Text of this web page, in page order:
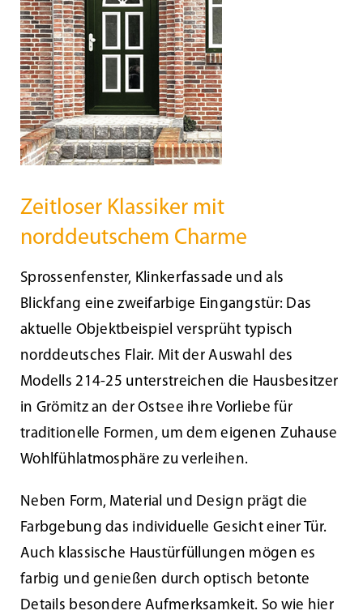
Beschattung
Fensterbänke
Shop
Unternehmen
Karriere
Nachhaltigkeit
Kundenservice
Infobereich
Zeitloser Klassiker mit
norddeutschem Charme
Sprossenfenster, Klinkerfassade und als
Blickfang eine zweifarbige Eingangstür: Das
aktuelle Objektbeispiel versprüht typisch
norddeutsches Flair. Mit der Auswahl des
Modells 214-25 unterstreichen die Hausbesitzer
in Grömitz an der Ostsee ihre Vorliebe für
traditionelle Formen, um dem eigenen Zuhause
Wohlfühlatmosphäre zu verleihen.
Neben Form, Material und Design prägt die
Farbgebung das individuelle Gesicht einer Tür.
Auch klassische Haustürfüllungen mögen es
farbig und genießen durch optisch betonte
Details besondere Aufmerksamkeit. So wie hier